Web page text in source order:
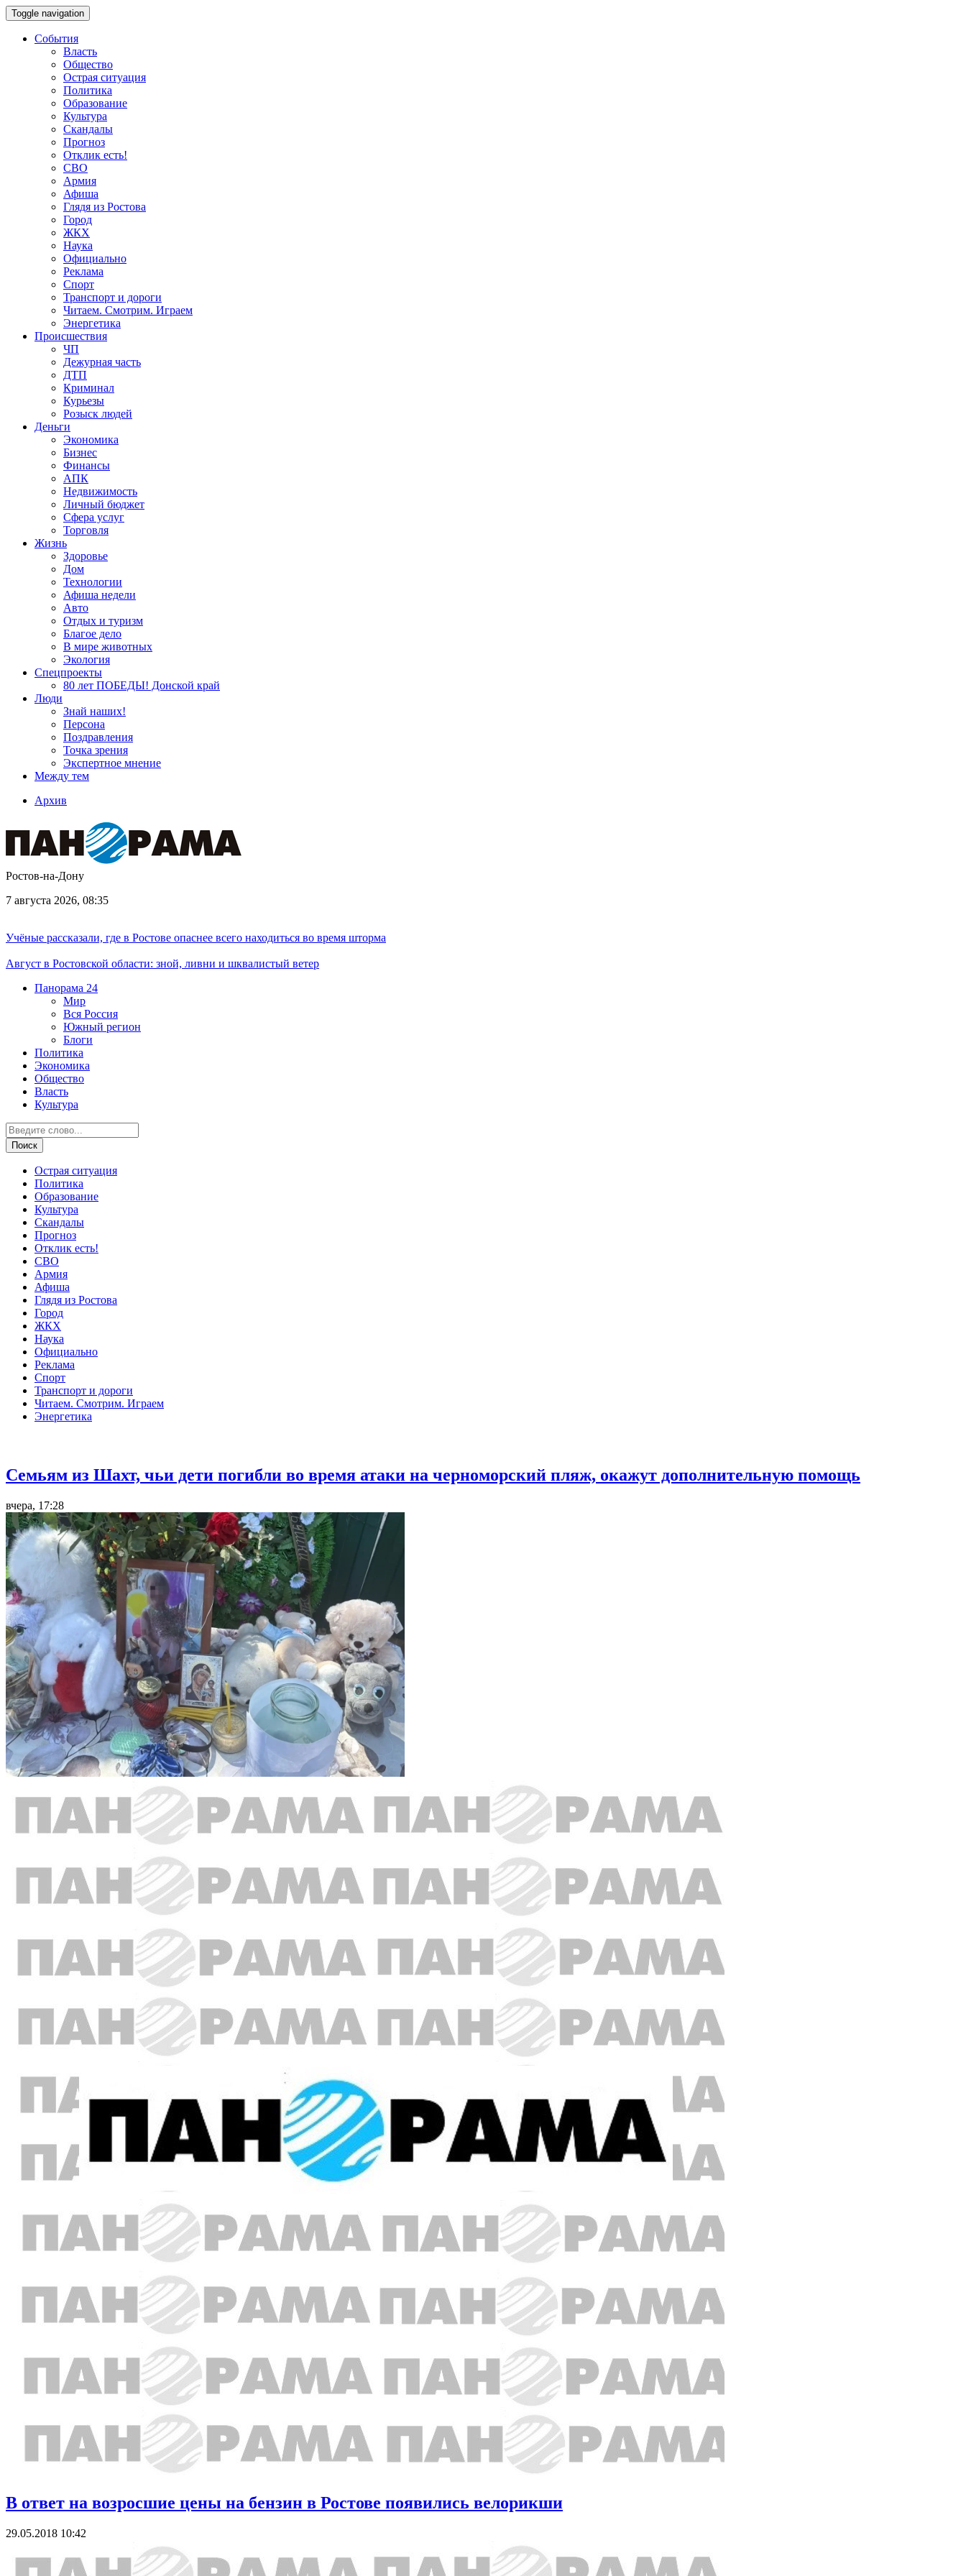
Toggle navigation
События
Власть
Общество
Острая ситуация
Политика
Образование
Культура
Скандалы
Прогноз
Отклик есть!
СВО
Армия
Афиша
Глядя из Ростова
Город
ЖКХ
Наука
Официально
Реклама
Спорт
Транспорт и дороги
Читаем. Смотрим. Играем
Энергетика
Происшествия
ЧП
Дежурная часть
ДТП
Криминал
Курьезы
Розыск людей
Деньги
Экономика
Бизнес
Финансы
АПК
Недвижимость
Личный бюджет
Сфера услуг
Торговля
Жизнь
Здоровье
Дом
Технологии
Афиша недели
Авто
Отдых и туризм
Благое дело
В мире животных
Экология
Спецпроекты
80 лет ПОБЕДЫ! Донской край
Люди
Знай наших!
Персона
Поздравления
Точка зрения
Экспертное мнение
Между тем
Архив
Ростов-на-Дону
7 августа 2026, 08:35
Учёные рассказали, где в Ростове опаснее всего находиться во время шторма
Август в Ростовской области: зной, ливни и шквалистый ветер
Панорама 24
Мир
Вся Россия
Южный регион
Блоги
Политика
Экономика
Общество
Власть
Культура
Острая ситуация
Политика
Образование
Культура
Скандалы
Прогноз
Отклик есть!
СВО
Армия
Афиша
Глядя из Ростова
Город
ЖКХ
Наука
Официально
Реклама
Спорт
Транспорт и дороги
Читаем. Смотрим. Играем
Энергетика
Семьям из Шахт, чьи дети погибли во время атаки на черноморский пляж, окажут дополнительную помощь
вчера, 17:28
В ответ на возросшие цены на бензин в Ростове появились велорикши
29.05.2018 10:42